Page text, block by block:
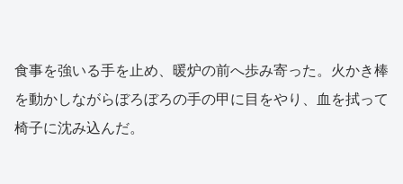
食事を強いる手を止め、暖炉の前へ歩み寄った。火かき棒
を動かしながらぼろぼろの手の甲に目をやり、血を拭って
椅子に沈み込んだ。